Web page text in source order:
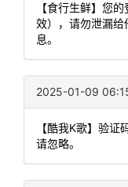
【食行生鲜】您
效），请勿泄漏给
息。
2025-01-09
【酷我K歌】验
请忽略。